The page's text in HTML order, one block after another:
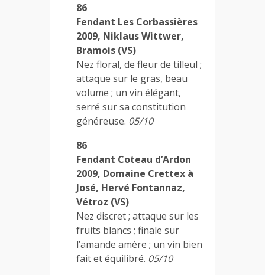
86
Fendant Les Corbassières
2009, Niklaus Wittwer,
Bramois (VS)
Nez floral, de fleur de tilleul ;
attaque sur le gras, beau
volume ; un vin élégant,
serré sur sa constitution
généreuse. 05/10
86
Fendant Coteau d’Ardon
2009, Domaine Crettex à
José, Hervé Fontannaz,
Vétroz (VS)
Nez discret ; attaque sur les
fruits blancs ; finale sur
l’amande amère ; un vin bien
fait et équilibré. 05/10